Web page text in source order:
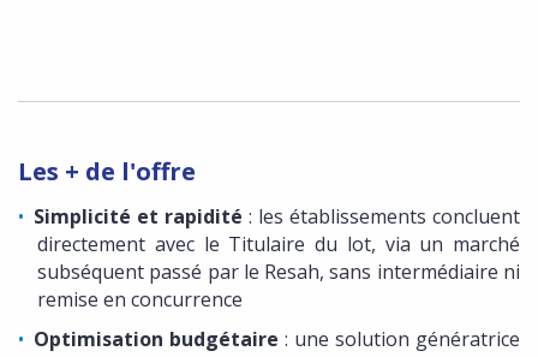
Les + de l'offre
Simplicité et rapidité : les établissements concluent
directement avec le Titulaire du lot, via un marché
subséquent passé par le Resah, sans intermédiaire ni
remise en concurrence
Optimisation budgétaire : une solution génératrice